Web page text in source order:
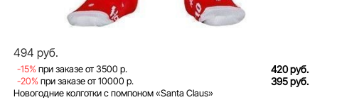
494 руб.
-15%при заказе от 3500 р. 420 руб.
-20%при заказе от 10000 р. 395 руб.
Новогодние колготки с помпоном «Santa Claus»